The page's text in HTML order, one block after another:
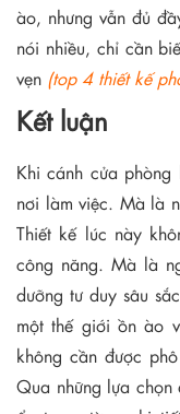
ào, nhưng vẫn đủ
nói nhiều, chỉ cần
vẹn (top 4 thiết kế
Kết luận
Khi cánh cửa
nơi làm việc. Mà là
Thiết kế lúc này
công năng. Mà là
dưỡng tư duy sâu
một thế giới ồn ào
không cần được
Qua những lựa